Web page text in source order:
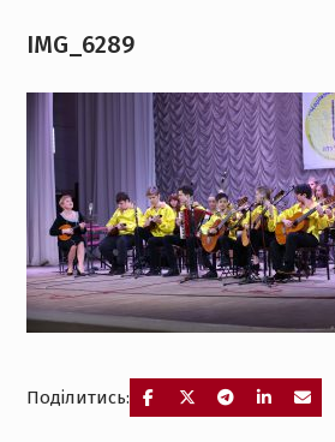
IMG_6289
Поділитись: